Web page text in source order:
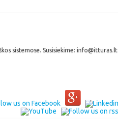
sistemose. Susisiekime: info@itturas.lt